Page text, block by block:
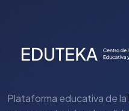
Plataforma educativa de la